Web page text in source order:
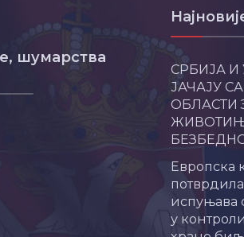
шумарства
СРБИЈА И
ЈАЧАЈУ
ОБЛАСТИ
Европска
испуњава
у